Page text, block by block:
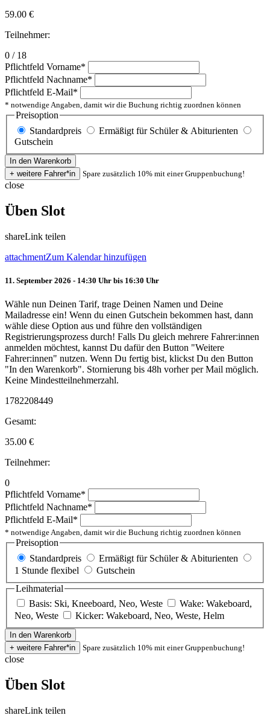
59.00 €
Teilnehmer:
0 / 18
Pflichtfeld Vorname*
Pflichtfeld Nachname*
Pflichtfeld E-Mail*
* notwendige Angaben, damit wir die Buchung richtig zuordnen können
Preisoption
Standardpreis
Ermäßigt für Schüler & Abiturienten
Gutschein
Spare zusätzlich 10% mit einer Gruppenbuchung!
close
Üben Slot
shareLink teilen
attachmentZum Kalendar hinzufügen
11. September 2026 - 14:30 Uhr bis 16:30 Uhr
Wähle nun Deinen Tarif, trage Deinen Namen und Deine
Mailadresse ein! Wenn du einen Gutschein bekommen hast, dann
wähle diese Option aus und führe den vollständigen
Registrierungsprozess durch! Falls Du gleich mehrere Fahrer:innen
anmelden möchtest, kannst Du dafür den Button "Weitere
Fahrer:innen" nutzen. Wenn Du fertig bist, klickst Du den Button
"In den Warenkorb". Stornierung bis 48h vorher per Mail möglich.
Keine Mindestteilnehmerzahl.
1782208449
Gesamt:
35.00 €
Teilnehmer:
0
Pflichtfeld Vorname*
Pflichtfeld Nachname*
Pflichtfeld E-Mail*
* notwendige Angaben, damit wir die Buchung richtig zuordnen können
Preisoption
Standardpreis
Ermäßigt für Schüler & Abiturienten
1 Stunde flexibel
Gutschein
Leihmaterial
Basis: Ski, Kneeboard, Neo, Weste
Wake: Wakeboard,
Neo, Weste
Kicker: Wakeboard, Neo, Weste, Helm
Spare zusätzlich 10% mit einer Gruppenbuchung!
close
Üben Slot
shareLink teilen